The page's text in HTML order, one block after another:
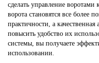
сделать управление
ворота становятся все более
практичности, а
повысить удобство их
системы, вы получаете
использовании.